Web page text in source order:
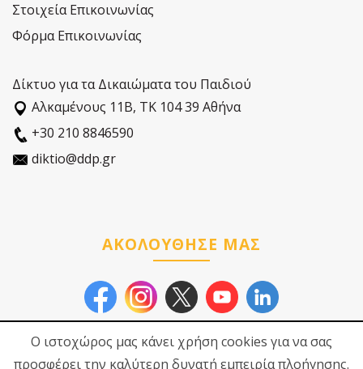
Στοιχεία Επικοινωνίας
Φόρμα Επικοινωνίας
Δίκτυο για τα Δικαιώματα του Παιδιού
Αλκαµένους 11Β, ΤΚ 104 39 Αθήνα
+30 210 8846590
diktio@ddp.gr
ΑΚΟΛΟΥΘΗΣΕ ΜΑΣ
Ο ιστοχώρος μας κάνει χρήση cookies για να σας
προσφέρει την καλύτερη δυνατή εμπειρία πλοήγησης.